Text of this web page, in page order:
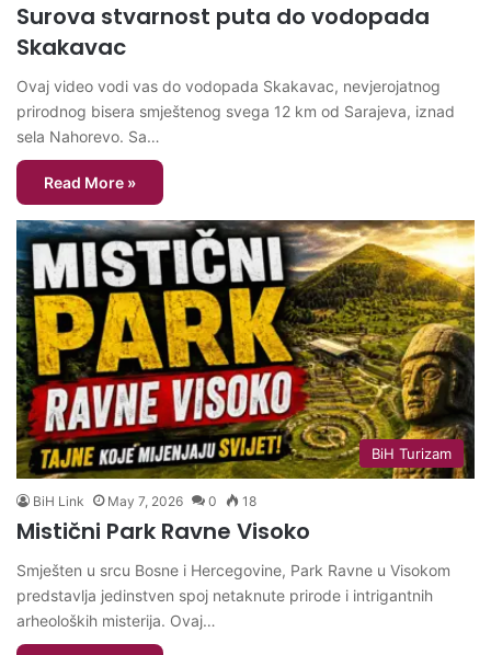
Surova stvarnost puta do vodopada
Skakavac
Ovaj video vodi vas do vodopada Skakavac, nevjerojatnog
prirodnog bisera smještenog svega 12 km od Sarajeva, iznad
sela Nahorevo. Sa…
Read More »
BiH Turizam
BiH Link May 7, 2026 0 18
Mistični Park Ravne Visoko
Smješten u srcu Bosne i Hercegovine, Park Ravne u Visokom
predstavlja jedinstven spoj netaknute prirode i intrigantnih
arheoloških misterija. Ovaj…